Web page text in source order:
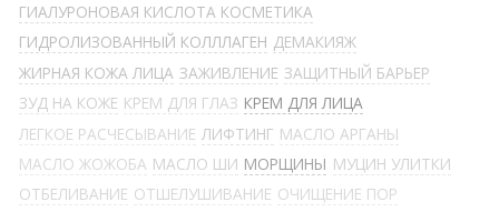
ГИАЛУРОНОВАЯ КИСЛОТА КОСМЕТИКА
ГИДРОЛИЗОВАННЫЙ КОЛЛЛАГЕН ДЕМАКИЯЖ
ЖИРНАЯ КОЖА ЛИЦА ЗАЖИВЛЕНИЕ ЗАЩИТНЫЙ БАРЬЕР
ЗУД НА КОЖЕ КРЕМ ДЛЯ ГЛАЗ КРЕМ ДЛЯ ЛИЦА
ЛЕГКОЕ РАСЧЕСЫВАНИЕ ЛИФТИНГ МАСЛО АРГАНЫ
МАСЛО ЖОЖОБА МАСЛО ШИ МОРЩИНЫ МУЦИН УЛИТКИ
ОТБЕЛИВАНИЕ ОТШЕЛУШИВАНИЕ ОЧИЩЕНИЕ ПОР